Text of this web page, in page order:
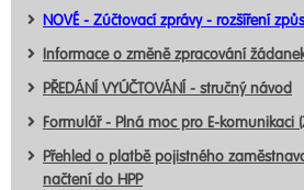
NOVÉ - Zúčtovací zprávy - rozšíření
Informace o změně zpracování
PŘEDÁNÍ VYÚČTOVÁNÍ - stručný návod
Formulář - Plná moc pro E-komunikaci
Přehled o platbě pojistného
načtení do HPP